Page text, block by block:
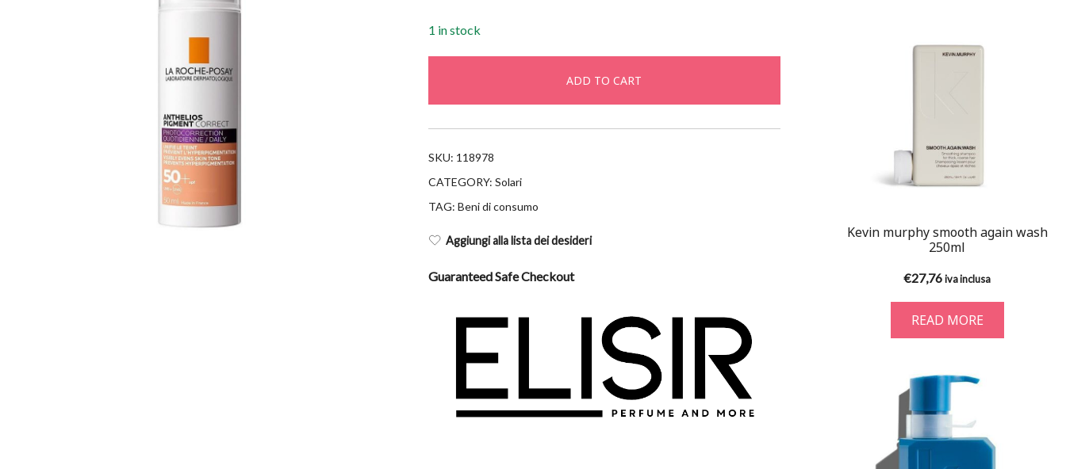
1 in stock
ADD TO CART
SKU: 118978
CATEGORY: Solari
TAG: Beni di consumo
Aggiungi alla lista dei desideri
Guaranteed Safe Checkout
Kevin murphy smooth again wash
250ml
€27,76iva inclusa
READ MORE